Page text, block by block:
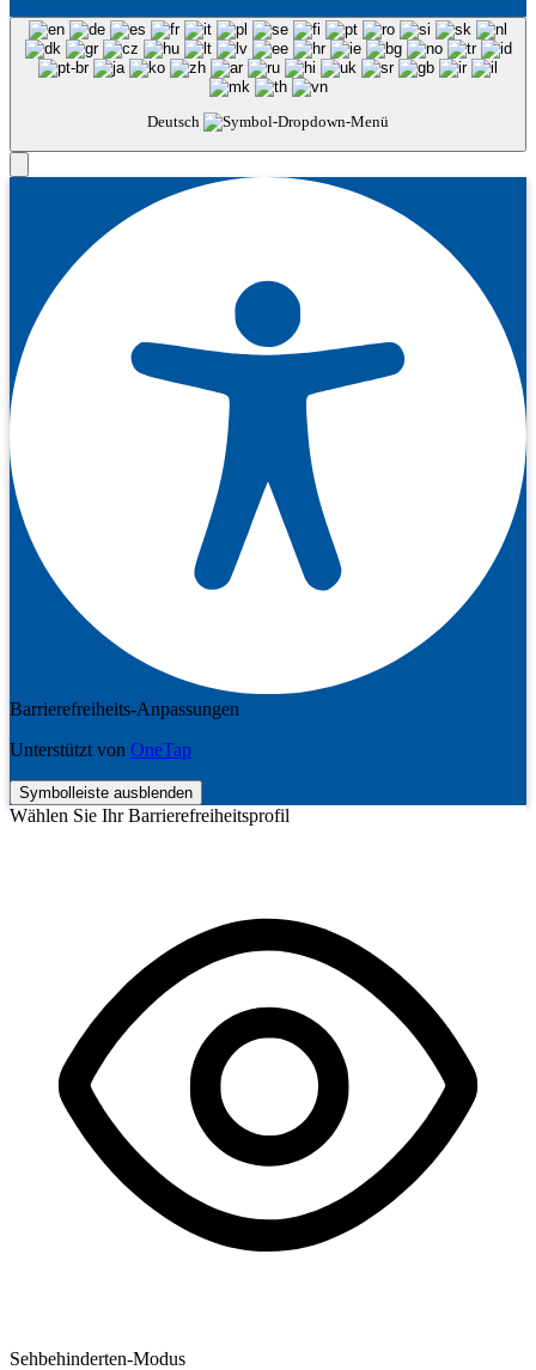
Deutsch
Barrierefreiheits-Anpassungen
Unterstützt von OneTap
Symbolleiste ausblenden
Wählen Sie Ihr Barrierefreiheitsprofil
Sehbehinderten-Modus